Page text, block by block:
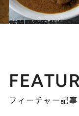
2019.2.6
年間800食以上食べるカレー研究家が 毎日食べたいお取り
グルメ
フィーチャー記事